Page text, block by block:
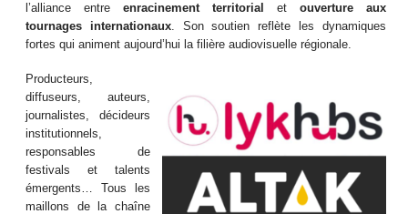
l’alliance entre enracinement territorial et ouverture aux
tournages internationaux. Son soutien reflète les dynamiques
fortes qui animent aujourd’hui la filière audiovisuelle régionale.
Producteurs,
diffuseurs, auteurs,
journalistes, décideurs
institutionnels,
responsables de
festivals et talents
émergents… Tous les
maillons de la chaîne